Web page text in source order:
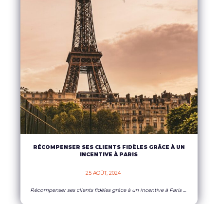
RÉCOMPENSER SES CLIENTS FIDÈLES GRÂCE À UN
INCENTIVE À PARIS
25 AOÛT, 2024
Récompenser ses clients fidèles grâce à un incentive à Paris Méthode de management très prisée en entreprise, l’incentive est aussi un moyen utilisé pour récompenser les clients fidèles. Les meilleurs clients obtiendront alors une récompense via une expérience originale ou exceptionnelle. Cela sera alors une belle surprise qui vise à les motiver au mieux. L’incentive